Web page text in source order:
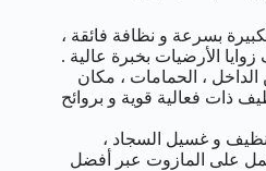
بسرعة و نظافة فائقة ،
الأرضيات بخبرة عالية .
، الحمامات ، مكان
ذات فعالية قوية و بروائح
و غسيل السجاد ،
على المازوت عبر أفضل